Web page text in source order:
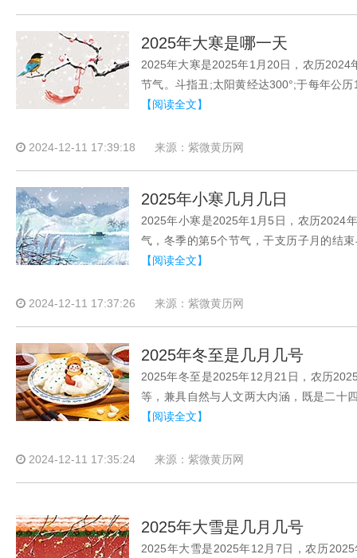
2025年大寒是哪一天
2025年大寒是2025年1月20日，农历
节气。斗指丑;太阳黄经达300°;于每年公
【阅读全文】
2024-12-11 17:39:18 来源：紫微黄历网
2025年小寒几月几日
2025年小寒是2025年1月5日，农历2024
气，冬季的第5个节气，干支历子月的结
【阅读全文】
2024-12-11 17:37:26 来源：紫微黄历网
2025年冬至是几月几号
2025年冬至是2025年12月21日，农历
等，兼具自然与人文两大内涵，既是二十
【阅读全文】
2024-12-11 17:35:24 来源：紫微黄历网
2025年大雪是几月几号
2025年大雪是2025年12月7日，农历